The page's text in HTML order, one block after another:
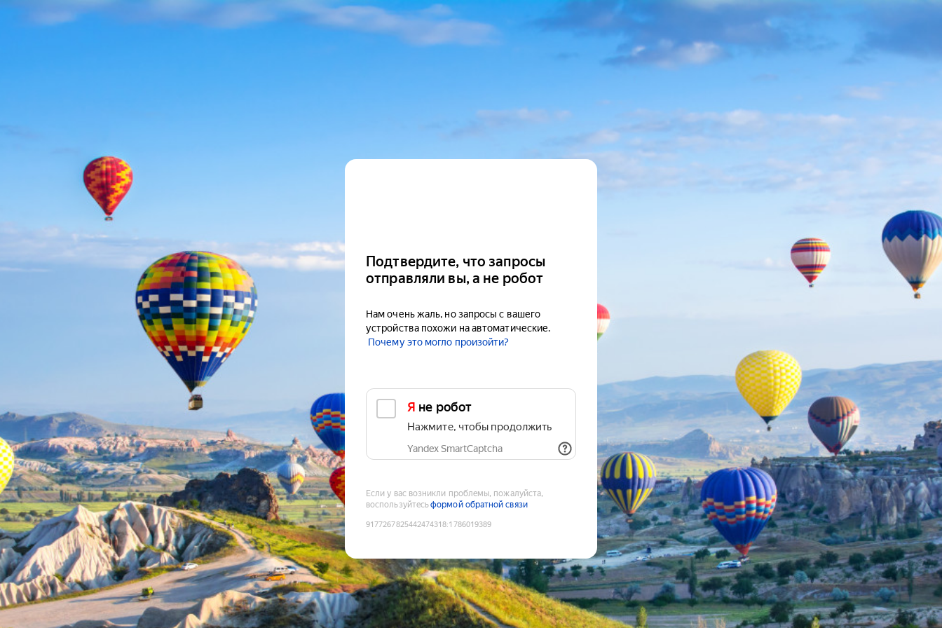
Подтвердите, что запросы
отправляли вы, а не робот
Нам очень жаль, но запросы с вашего
устройства похожи на автоматические.
Почему это могло произойти?
Я не робот
Нажмите, чтобы продолжить
Yandex SmartCaptcha
Если у вас возникли проблемы, пожалуйста,
воспользуйтесьформой обратной связи
9177267825442474318:1786019389